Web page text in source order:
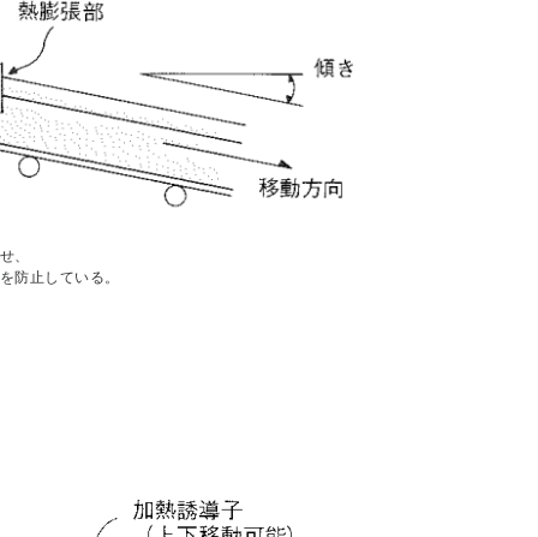
、
防止している。